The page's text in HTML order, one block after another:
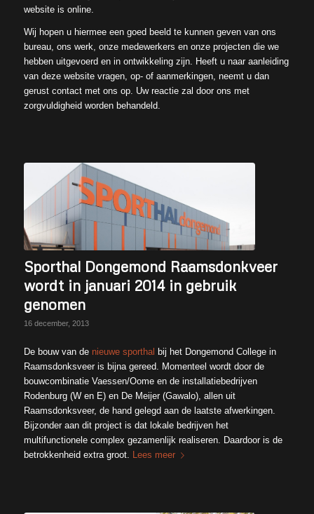
website is online.
Wij hopen u hiermee een goed beeld te kunnen geven van ons
bureau, ons werk, onze medewerkers en onze projecten die we
hebben uitgevoerd en in ontwikkeling zijn. Heeft u naar aanleiding
van deze website vragen, op- of aanmerkingen, neemt u dan
gerust contact met ons op. Uw reactie zal door ons met
zorgvuldigheid worden behandeld.
Sporthal Dongemond Raamsdonkveer
wordt in januari 2014 in gebruik
genomen
16 december, 2013
De bouw van de nieuwe sporthal bij het Dongemond College in
Raamsdonksveer is bijna gereed. Momenteel wordt door de
bouwcombinatie Vaessen/Oome en de installatiebedrijven
Rodenburg (W en E) en De Meijer (Gawalo), allen uit
Raamsdonksveer, de hand gelegd aan de laatste afwerkingen.
Bijzonder aan dit project is dat lokale bedrijven het
multifunctionele complex gezamenlijk realiseren. Daardoor is de
betrokkenheid extra groot. Lees meer